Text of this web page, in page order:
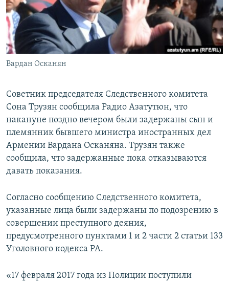
Հայերեն
English
Русский
Вардан Осканян
Советник председателя Следственного комитета
Сона Трузян сообщила Радио Азатутюн, что
накануне поздно вечером были задержаны сын и
племянник бывшего министра иностранных дел
Армении Вардана Осканяна. Трузян также
сообщила, что задержанные пока отказываются
давать показания.
Согласно сообщению Следственного комитета,
указанные лица были задержаны по подозрению в
совершении преступного деяния,
предусмотренного пунктами 1 и 2 части 2 статьи 133
Уголовного кодекса РА.
«17 февраля 2017 года из Полиции поступили